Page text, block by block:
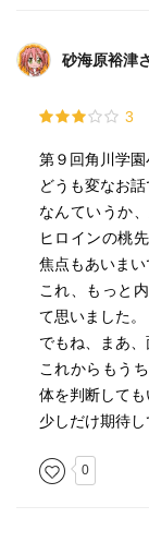
砂海原裕津
3
第９回角川学園
どうも変なお話
なんていうか
ヒロインの桃
焦点もあいまい
これ、もっと
て思いました。
でもね、まあ
これからもう
体を判断しても
少しだけ期待し
0